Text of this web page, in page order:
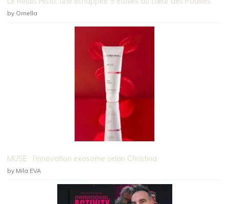
by Ornella
MUSE : l’innovation exosome selon Christina
by Mila EVA